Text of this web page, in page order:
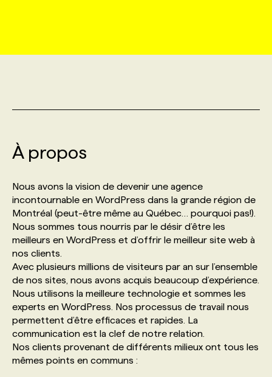
INITIATIVES NUMÉRIQUES
PRIX ET DISTINCTIONS
TENDANCES
MARKETING DURABLE
ÉVÉNEMENTIEL
NOS AUTEUR‧RICES
ANNONCEZ AVEC NOUS
PROFIL ENTREPRISE
FAQ
ANNONCEZ AVEC NOUS
PROFIL CANDIDAT
ANNONCEZ AVEC NOUS
NOS PARCOURS DE FORMATIONS
FORMATIONS PERSONNALISÉES
NOS FORMATEUR‧RICES
POURQUOI CHOISIR NOS FORMATIONS
NOS TARIFS
PROGRAMMES DE SUBVENTIONS
FAQ
SERVICE DE CHASSE DE TÊTE
NOS TARIFS
NOS EXPERTISES
FAQ
ANNONCEZ AVEC NOUS
À propos
Nous avons la vision de devenir une agence
incontournable en WordPress dans la grande région de
Montréal (peut-être même au Québec… pourquoi pas!).
Nous sommes tous nourris par le désir d’être les
meilleurs en WordPress et d’offrir le meilleur site web à
nos clients.
Avec plusieurs millions de visiteurs par an sur l’ensemble
de nos sites, nous avons acquis beaucoup d’expérience.
Nous utilisons la meilleure technologie et sommes les
experts en WordPress. Nos processus de travail nous
permettent d’être efficaces et rapides. La
communication est la clef de notre relation.
Nos clients provenant de différents milieux ont tous les
mêmes points en communs :